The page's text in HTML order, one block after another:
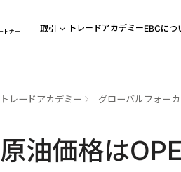
取引 トレードアカデミーEBCにつ
トレードアカデミー グローバルフォー
原油価格は